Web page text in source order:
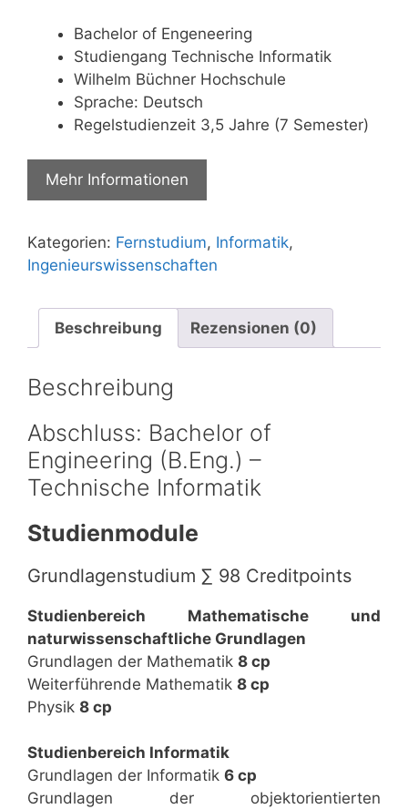
Bachelor of Engeneering
Studiengang Technische Informatik
Wilhelm Büchner Hochschule
Sprache: Deutsch
Regelstudienzeit 3,5 Jahre (7 Semester)
Mehr Informationen
Kategorien: Fernstudium, Informatik,
Ingenieurswissenschaften
Beschreibung Rezensionen (0)
Beschreibung
Abschluss: Bachelor of
Engineering (B.Eng.) –
Technische Informatik
Studienmodule
Grundlagenstudium ∑ 98 Creditpoints
Studienbereich Mathematische und
naturwissenschaftliche Grundlagen
Grundlagen der Mathematik 8 cp
Weiterführende Mathematik 8 cp
Physik 8 cp
Studienbereich Informatik
Grundlagen der Informatik 6 cp
Grundlagen der objektorientierten